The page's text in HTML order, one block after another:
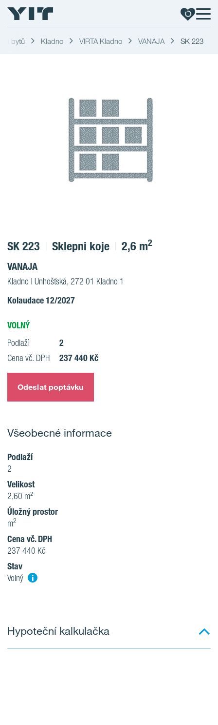
bytů Kladno VIRTA Kladno VANAJA SK 223
SK 223 Sklepni koje 2,6 m2
VANAJA
Kladno | Unhošťská, 272 01 Kladno 1
Kolaudace 12/2027
VOLNÝ
Podlaží 2
Cena vč. DPH 237 440 Kč
Odeslat poptávku
Všeobecné informace
Podlaží
2
Velikost
2,60 m²
Úložný prostor
m2
Cena vč. DPH
237 440 Kč
Stav
Volný i
Hypoteční kalkulačka